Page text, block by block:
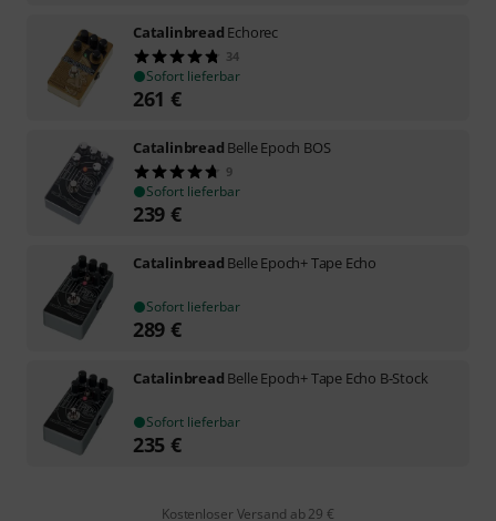
Catalinbread Echorec
34
Sofort lieferbar
261 €
Catalinbread Belle Epoch BOS
9
Sofort lieferbar
239 €
Catalinbread Belle Epoch+ Tape Echo
Sofort lieferbar
289 €
Catalinbread Belle Epoch+ Tape Echo B-Stock
Sofort lieferbar
235 €
Kostenloser Versand ab 29 €